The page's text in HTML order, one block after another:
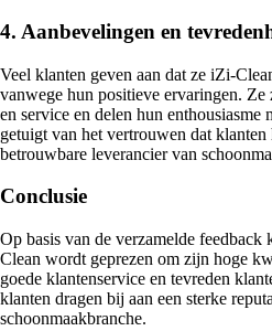
4. Aanbevelingen en
Veel klanten geven aan dat ze iZi-
vanwege hun positieve ervaringen.
en service en delen hun
getuigt van het vertrouwen dat
betrouwbare leverancier van
Conclusie
Op basis van de verzamelde
Clean wordt geprezen om zijn hoge
goede klantenservice en tevreden
klanten dragen bij aan een sterke
schoonmaakbranche.